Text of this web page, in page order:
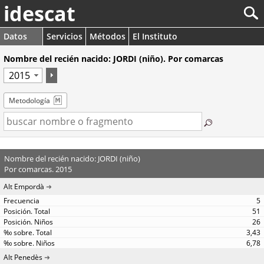
idescat
Datos Servicios Métodos
El Instituto
Nombre del recién nacido: JORDI (niño). Por comarcas
Metodología
Nombre del recién nacido: JORDI (niño)
Por comarcas. 2015
Alt Empordà
5
51
26
3,43
6,78
Alt Penedès